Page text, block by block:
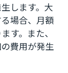
します。大
場合、月額
す。また、
費用が発生